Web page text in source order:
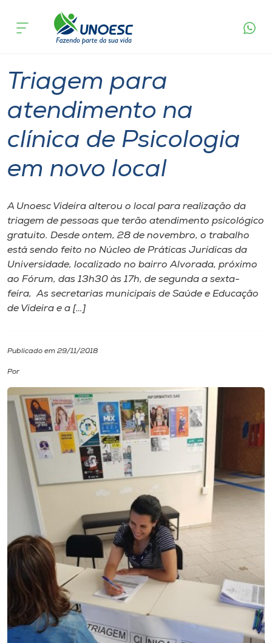
Cursos
Pesquisa
Atendimento ao Estudante
Portal de Ensino
A
Unoesc
Internacionalização
I.nova
Cultura
CPA
Biblioteca
Editora
Rádio
Museu
Unoesc
Store
acontece
Triagem para
atendimento na
clínica de Psicologia
em novo local
A Unoesc Videira alterou o local para realização da
triagem de pessoas que terão atendimento psicológico
gratuito. Desde ontem, 28 de novembro, o trabalho
está sendo feito no Núcleo de Práticas Jurídicas da
Universidade, localizado no bairro Alvorada, próximo
ao Fórum, das 13h30 às 17h, de segunda a sexta-
feira, As secretarias municipais de Saúde e Educação
de Videira e a […]
Publicado em 29/11/2018
Por